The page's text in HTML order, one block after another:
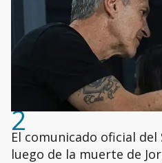
2
El comunicado oficial
luego de la muerte de